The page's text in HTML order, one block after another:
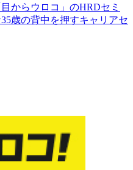
目からウロコ」のHRDセミ
歳の背中を押すキャリアセ